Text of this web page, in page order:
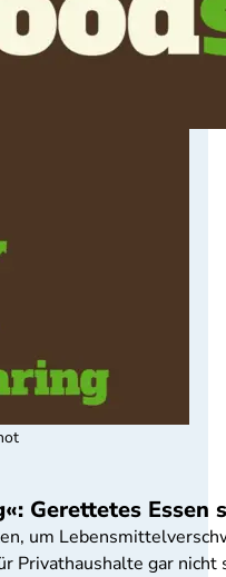
Gerettetes
um
Privathaushalte gar